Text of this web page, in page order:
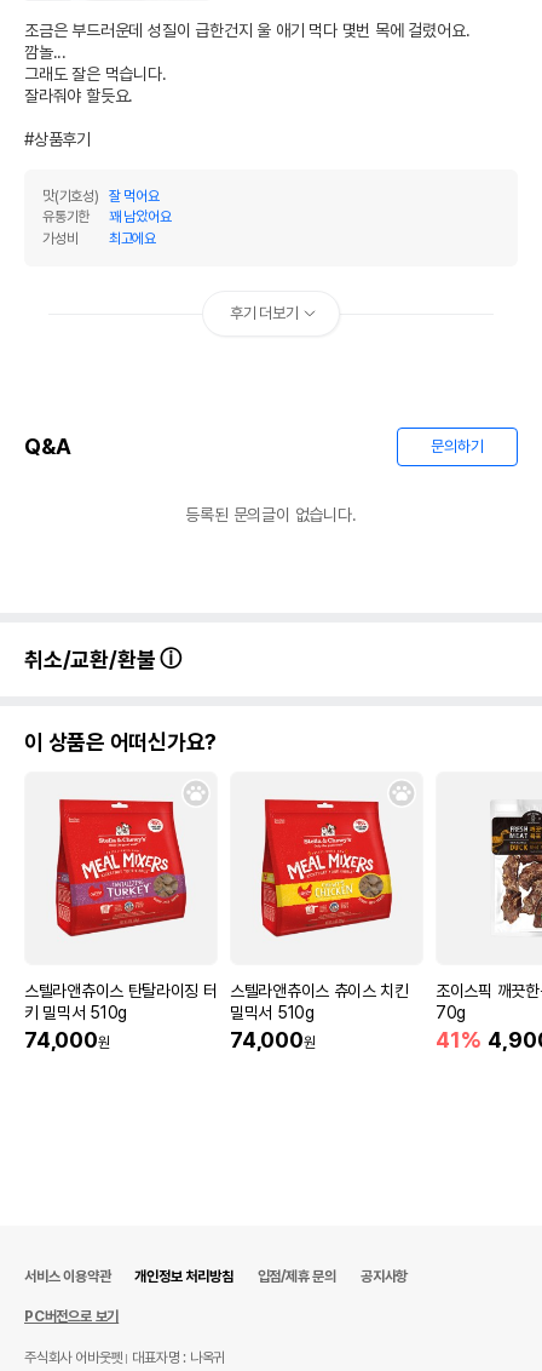
조금은 부드러운데 성질이 급한건지 울 애기 먹다 몇번 목에 걸렸어요.
깜놀...
그래도 잘은 먹습니다.
잘라줘야 할듯요.
#상품후기
맛(기호성)
잘 먹어요
유통기한
꽤 남았어요
가성비
최고에요
후기 더보기
Q&A 문의하기
등록된 문의글이 없습니다.
취소/교환/환불
이 상품은 어떠신가요?
스텔라앤츄이스 탄탈라이징 터
키 밀믹서 510g
74,000원
스텔라앤츄이스 츄이스 치킨
밀믹서 510g
74,000원
조이스픽 깨끗
70g
41%
서비스 이용약관 개인정보 처리방침 입점/제휴 문의 공지사항
PC버전으로 보기
주식회사 어바웃펫 대표자명 : 나옥귀